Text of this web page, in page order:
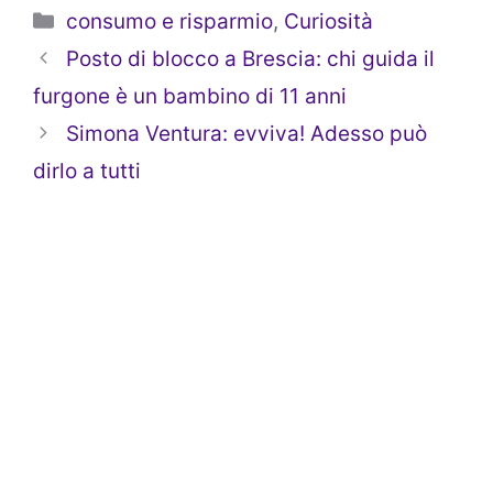
Categorie
consumo e risparmio, Curiosità
Posto di blocco a Brescia: chi guida il
furgone è un bambino di 11 anni
Simona Ventura: evviva! Adesso può
dirlo a tutti